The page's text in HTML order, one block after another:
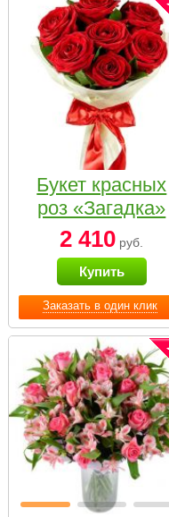
Заказать в один клик
Букет красных
роз «Загадка»
2 410 руб.
Купить